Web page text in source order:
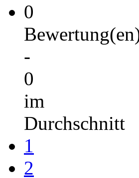
0
-
0
im
Durchschnitt
1
2